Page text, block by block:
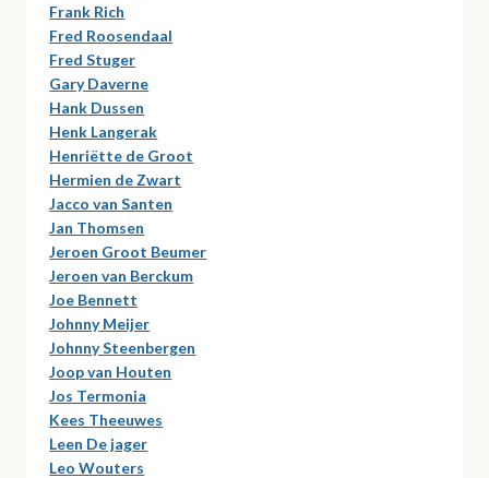
Frank Rich
Fred Roosendaal
Fred Stuger
Gary Daverne
Hank Dussen
Henk Langerak
Henriëtte de Groot
Hermien de Zwart
Jacco van Santen
Jan Thomsen
Jeroen Groot Beumer
Jeroen van Berckum
Joe Bennett
Johnny Meijer
Johnny Steenbergen
Joop van Houten
Jos Termonia
Kees Theeuwes
Leen De jager
Leo Wouters